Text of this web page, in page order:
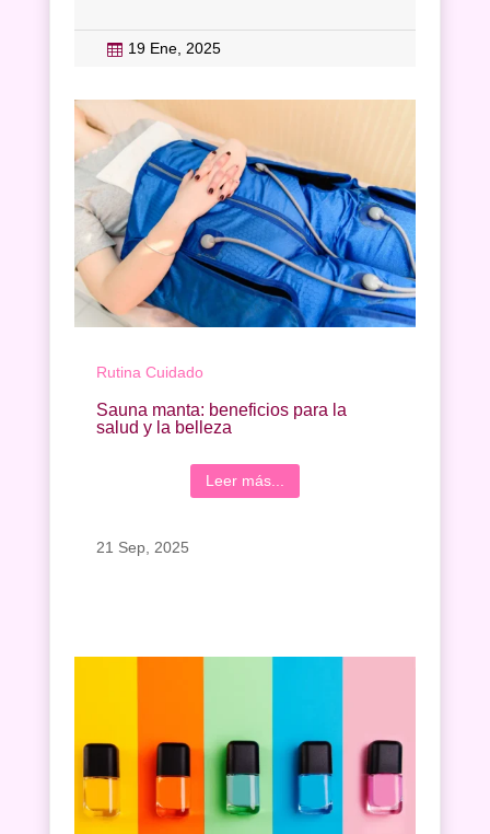
 19 Ene, 2025
Rutina Cuidado
Sauna manta: beneficios para la
salud y la belleza
Leer más...
21 Sep, 2025